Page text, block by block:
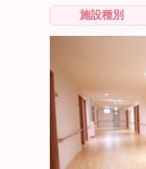
施設種別